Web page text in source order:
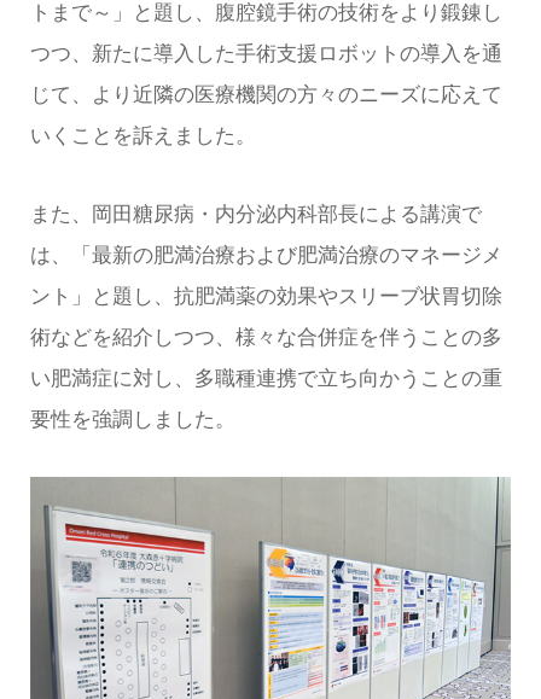
トまで～」と題し、腹腔鏡手術の技術をより鍛錬し
つつ、新たに導入した手術支援ロボットの導入を通
じて、より近隣の医療機関の方々のニーズに応えて
いくことを訴えました。
また、岡田糖尿病・内分泌内科部長による講演で
は、「最新の肥満治療および肥満治療のマネージメ
ント」と題し、抗肥満薬の効果やスリーブ状胃切除
術などを紹介しつつ、様々な合併症を伴うことの多
い肥満症に対し、多職種連携で立ち向かうことの重
要性を強調しました。